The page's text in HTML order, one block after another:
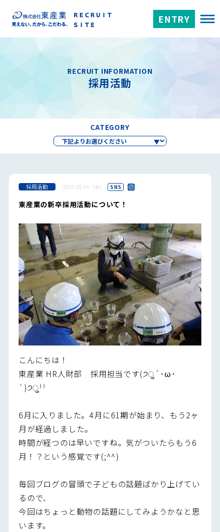
ENTRY
RECRUIT INFORMATION
採用活動
CATEGORY
採用活動 2025.06.04（水） SNS
東産業の新卒採用活動について！
こんにちは！
東産業 HR人財部 採用担当です(੭ु´･ω･
`)੭ु⁾⁾
6月に入りました。4月に61期が始まり、もう2ヶ
月が経過しました。
時間が経つのは早いですね。気がついたらもう6
月！？という感覚です(;^^)
毎回ブログの冒頭で子どもの話題ばかり上げてい
るので、
今回はちょっと動物の話題にしてみようかなと思
います。